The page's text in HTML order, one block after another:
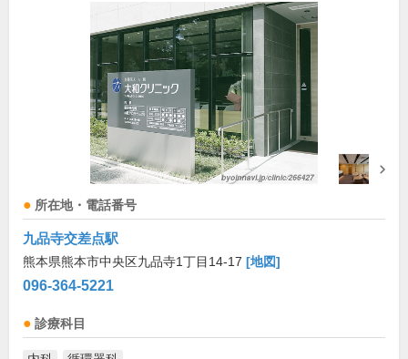
所在地・電話番号
九品寺交差点駅
熊本県熊本市中央区九品寺1丁目14-17 [地図]
096-364-5221
診療科目